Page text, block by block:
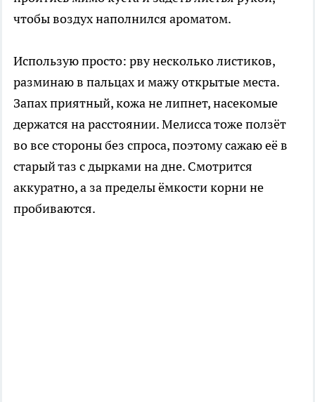
чтобы воздух наполнился ароматом.
Использую просто: рву несколько листиков,
разминаю в пальцах и мажу открытые места.
Запах приятный, кожа не липнет, насекомые
держатся на расстоянии. Мелисса тоже ползёт
во все стороны без спроса, поэтому сажаю её в
старый таз с дырками на дне. Смотрится
аккуратно, а за пределы ёмкости корни не
пробиваются.